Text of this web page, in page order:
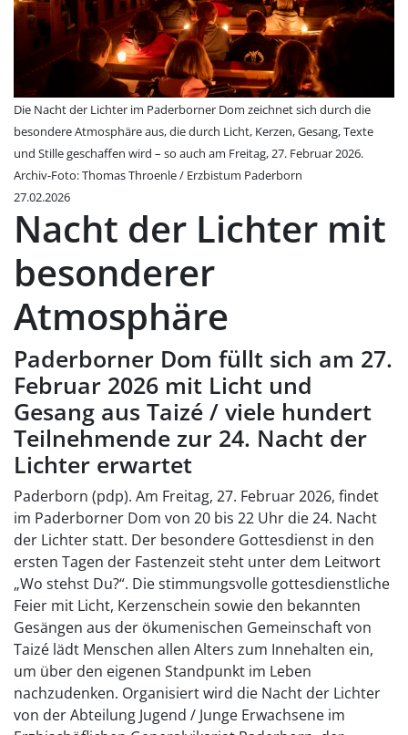
Die Nacht der Lichter im Paderborner Dom zeichnet sich durch die
besondere Atmosphäre aus, die durch Licht, Kerzen, Gesang, Texte
und Stille geschaffen wird – so auch am Freitag, 27. Februar 2026.
Archiv-Foto: Thomas Throenle / Erzbistum Paderborn
27.02.2026
Nacht der Lichter mit
besonderer
Atmosphäre
Paderborner Dom füllt sich am 27.
Februar 2026 mit Licht und
Gesang aus Taizé / viele hundert
Teilnehmende zur 24. Nacht der
Lichter erwartet
Paderborn (pdp). Am Freitag, 27. Februar 2026, findet
im Paderborner Dom von 20 bis 22 Uhr die 24. Nacht
der Lichter statt. Der besondere Gottesdienst in den
ersten Tagen der Fastenzeit steht unter dem Leitwort
„Wo stehst Du?“. Die stimmungsvolle gottesdienstliche
Feier mit Licht, Kerzenschein sowie den bekannten
Gesängen aus der ökumenischen Gemeinschaft von
Taizé lädt Menschen allen Alters zum Innehalten ein,
um über den eigenen Standpunkt im Leben
nachzudenken. Organisiert wird die Nacht der Lichter
von der Abteilung Jugend / Junge Erwachsene im